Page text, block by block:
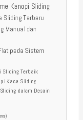
Kanopi Sliding
Sliding Terbaru
Manual dan
pada Sistem
Sliding Terbaik
Kaca Sliding
dalam Desain